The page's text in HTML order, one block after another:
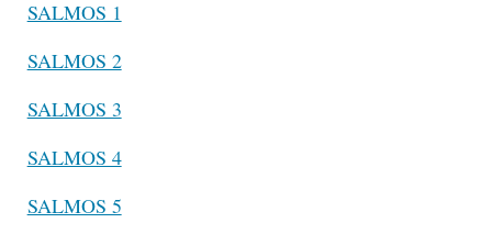
SALMOS 1
SALMOS 2
SALMOS 3
SALMOS 4
SALMOS 5